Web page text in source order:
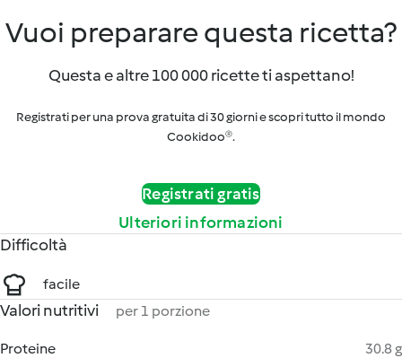
Vuoi preparare questa ricetta?
Questa e altre 100 000 ricette ti aspettano!
Registrati per una prova gratuita di 30 giorni e scopri tutto il mondo
Cookidoo®.
Registrati gratis
Ulteriori informazioni
Difficoltà
facile
Valori nutritivi per 1 porzione
Proteine
30.8 g